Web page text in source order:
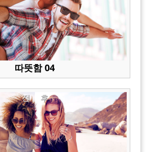
따뜻함 04
후
전